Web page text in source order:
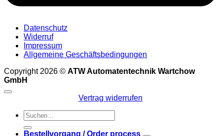
Datenschutz
Widerruf
Impressum
Allgemeine Geschäftsbedingungen
Copyright 2026 © ATW Automatentechnik Wartchow
GmbH
Vertrag widerrufen
Suchen
nach:
Bestellvorgang / Order process